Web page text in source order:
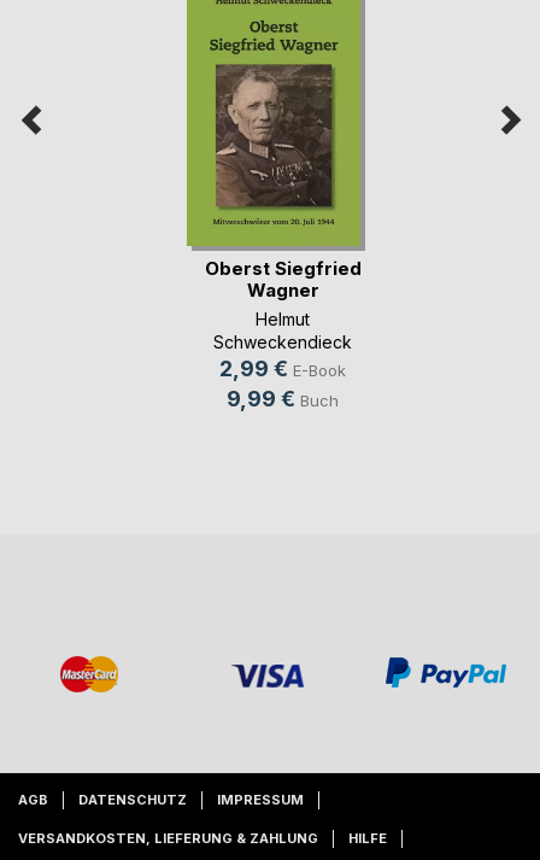
Oberst Siegfried
Wagner
Helmut
Schweckendieck
2,99 € E-Book
9,99 € Buch
AGB DATENSCHUTZ IMPRESSUM
VERSANDKOSTEN, LIEFERUNG & ZAHLUNG HILFE